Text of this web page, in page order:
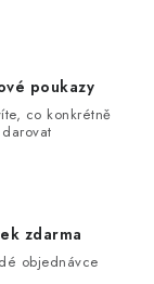
poukazy
co konkrétně
darovat
zdarma
objednávce